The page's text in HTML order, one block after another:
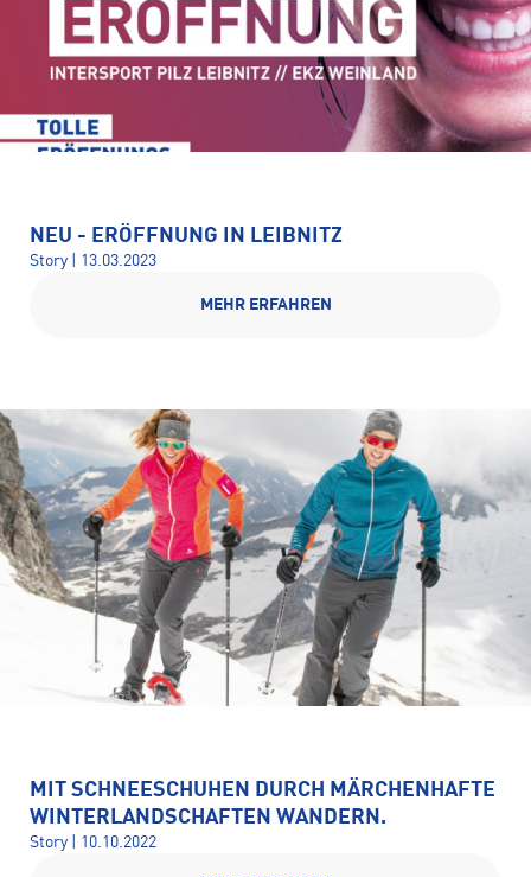
NEU - ERÖFFNUNG IN LEIBNITZ
Story | 13.03.2023
MEHR ERFAHREN
MIT SCHNEESCHUHEN DURCH MÄRCHENHAFTE
WINTERLANDSCHAFTEN WANDERN.
Story | 10.10.2022